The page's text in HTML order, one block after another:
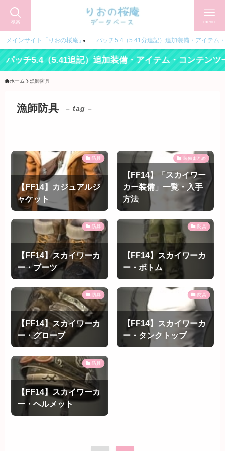
検索 menu
メインサイト「りおの桜庵」 パッチ5.4（5.41分追記）追加装備・アイテム
チ5.4（5.41追記）追加装備・アイテム・コンテンツ
ホーム 漁師防具
漁師防具 – tag –
防具
【FF14】カジュアルジ
ャケット
装備まとめ
【FF14】「スカイワー
カー装備」一覧・入手
方法
防具
【FF14】スカイワーカ
ー・ブーツ
防具
【FF14】スカイワーカ
ー・ボトム
防具
【FF14】スカイワーカ
ー・グローブ
防具
【FF14】スカイワーカ
ー・タンクトップ
防具
【FF14】スカイワーカ
ー・ヘルメット